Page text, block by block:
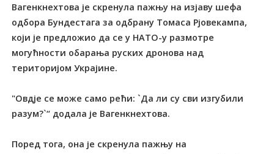
Вагенкнехтова је скренула пажњу на изјаву шефа
одбора Бундестага за одбрану Томаса Рјовекампа,
који је предложио да се у НАТО-у размотре
могућности обарања руских дронова над
територијом Украјине.
"Овдје се може само рећи: `Да ли су сви изгубили
разум?`“ додала је Вагенкнехтова.
Поред тога, она је скренула пажњу на